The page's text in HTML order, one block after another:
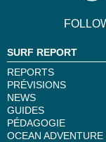
SURF REPORT
REPORTS
PRÉVISIONS
NEWS
GUIDES
PÉDAGOGIE
OCEAN